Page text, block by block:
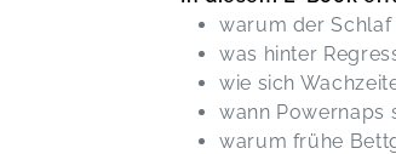
warum der Schlaf
was hinter
wie sich
wann Powernaps
warum frühe